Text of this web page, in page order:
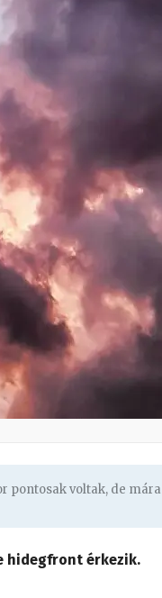
pontosak voltak, de mára
hidegfront érkezik.